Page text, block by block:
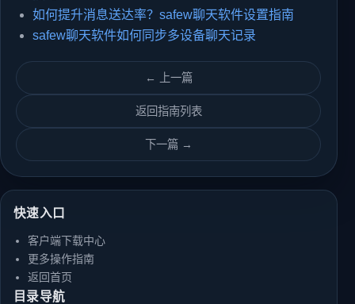
如何提升消息送达率？safew聊天软件设置指南
safew聊天软件如何同步多设备聊天记录
← 上一篇
返回指南列表
下一篇 →
快速入口
客户端下载中心
更多操作指南
返回首页
目录导航